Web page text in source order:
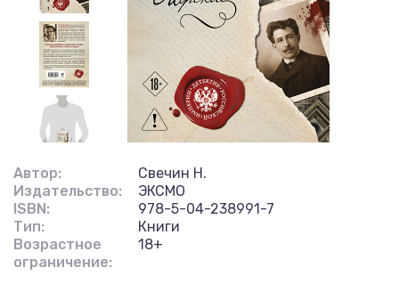
Автор:
Свечин Н.
Издательство:
ЭКСМО
ISBN:
978-5-04-238991-7
Тип:
Книги
Возрастное
ограничение:
18+